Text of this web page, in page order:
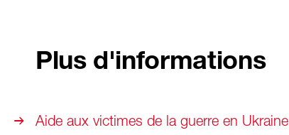
Plus d'informations
Aide aux victimes de la guerre en Ukraine